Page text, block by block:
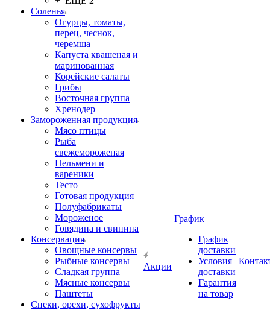
Соленья
Огурцы, томаты,
перец, чеснок,
черемша
Капуста квашеная и
маринованная
Корейские салаты
Грибы
Восточная группа
Хренодер
Замороженная продукция
Мясо птицы
Рыба
свежемороженая
Пельмени и
вареники
Тесто
Готовая продукция
Полуфабрикаты
Мороженое
Говядина и свинина
Консервация
Овощные консервы
Рыбные консервы
Сладкая группа
Мясные консервы
Паштеты
Снеки, орехи, сухофрукты
Акции
График
График
доставки
Условия
доставки
Гарантия
на товар